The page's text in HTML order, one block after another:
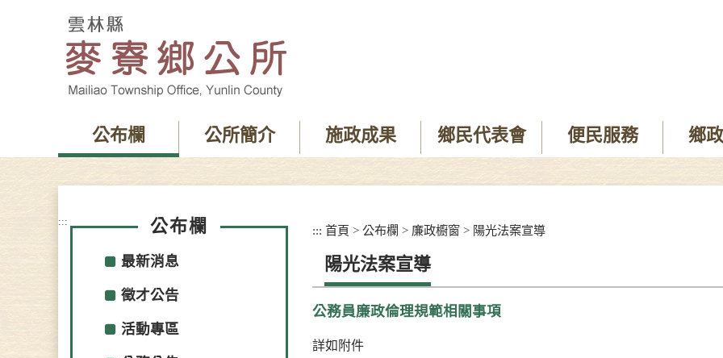
公布欄 公所簡介 施政成果 鄉民代表會 便民服務 鄉
::: 公布欄
最新消息
徵才公告
活動專區
::: 首頁 > 公布欄 > 廉政櫥窗 > 陽光法案宣導
陽光法案宣導
公務員廉政倫理規範相關事項
詳如附件